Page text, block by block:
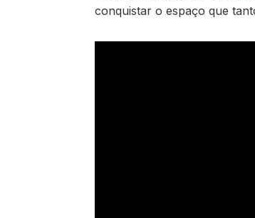
conquistar o espaço que